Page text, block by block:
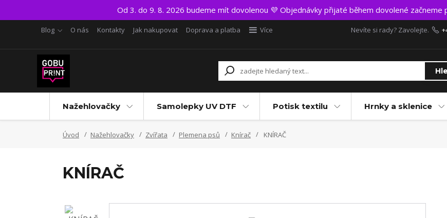
Od 3. do 9. 8. 2026 budeme mít dovolenou 💜 Objednávky přijaté během dovolené
Blog O nás Kontakty Jak nakupovat Doprava a platba Více Nevíte si rady? Zavolejte.
Nažehlovačky Samolepky UV DTF Potisk textilu Hrnky a sklenice
Úvod Nažehlovačky Zvířata Plemena psů Knírač KNÍRAČ
KNÍRAČ